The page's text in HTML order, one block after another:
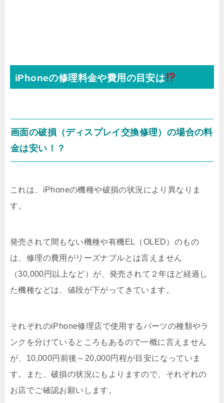
iPhoneの修理料金や費用の目安は
画面の破損（ディスプレイ交換修理）の場合の料
金は安い！？
これは、iPhoneの機種や破損の状況により異なりま
す。
発売されて間もない機種や有機EL（OLED）のもの
は、修理の費用がリーズナブルとは言えません
（30,000円以上など）が、発売されて２年ほど経過し
た機種などは、値段が下がってきています。
それぞれのiPhone修理店で使用するパーツの種類やラ
ンクを分けているところもあるので一概に言えません
が、10,000円前後～20,000円程が目安になっていま
す。また、破損の状況にもよりますので、それぞれの
お店でご確認お願いします。